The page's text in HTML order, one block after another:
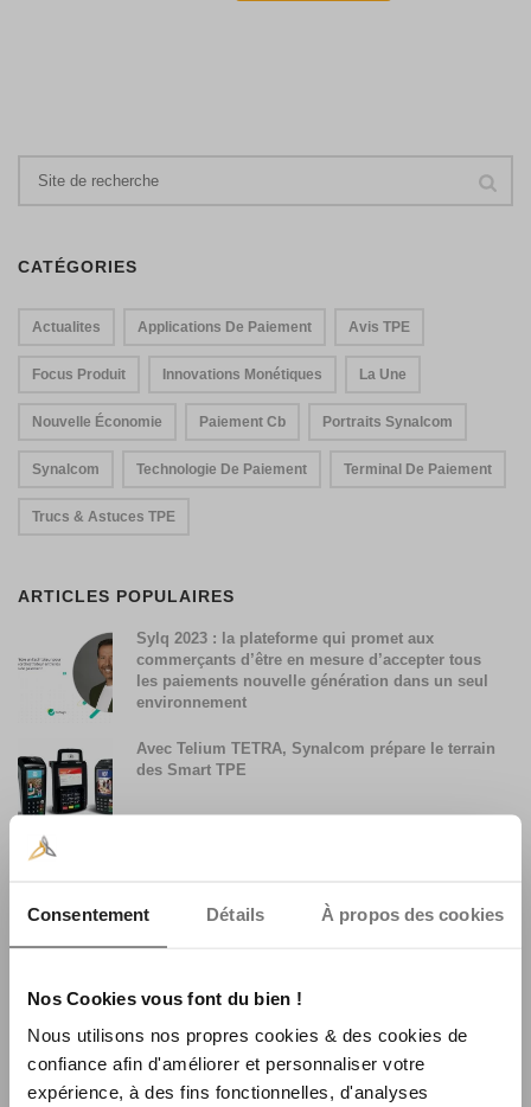
Consentement Détails À propos des cookies
Nos Cookies vous font du bien !
Nous utilisons nos propres cookies & des cookies de
confiance afin d'améliorer et personnaliser votre
expérience, à des fins fonctionnelles, d'analyses
CATÉGORIES
Actualites Applications De Paiement Avis TPE
Focus Produit Innovations Monétiques La Une
Nouvelle Économie Paiement Cb Portraits Synalcom
Synalcom Technologie De Paiement Terminal De Paiement
Trucs & Astuces TPE
ARTICLES POPULAIRES
Sylq 2023 : la plateforme qui promet aux
commerçants d’être en mesure d’accepter tous
les paiements nouvelle génération dans un seul
environnement
Avec Telium TETRA, Synalcom prépare le terrain
des Smart TPE
La faible utilisation du sans contact en France et
son évolution